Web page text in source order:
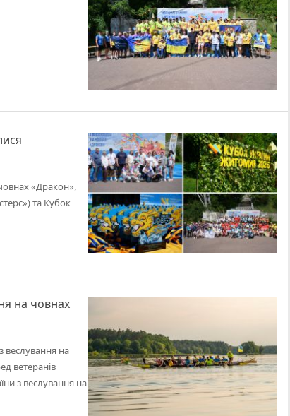
«Дракон»,
та Кубок
на човнах
веслування на
ветеранів
з веслування на